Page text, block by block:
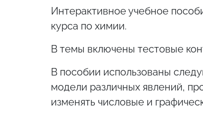
Интерактивное учебное
курса по химии.
В темы включены тестовые
В пособии использованы
модели различных явлений,
изменять числовые и